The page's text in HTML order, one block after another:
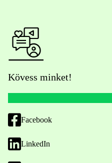
Kövess minket!
Facebook
LinkedIn